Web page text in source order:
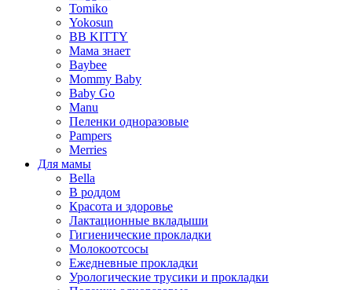
Tomiko
Yokosun
BB KITTY
Мама знает
Baybee
Mommy Baby
Baby Go
Manu
Пеленки одноразовые
Pampers
Merries
Для мамы
Bella
В роддом
Красота и здоровье
Лактационные вкладыши
Гигиенические прокладки
Молокоотсосы
Ежедневные прокладки
Урологические трусики и прокладки